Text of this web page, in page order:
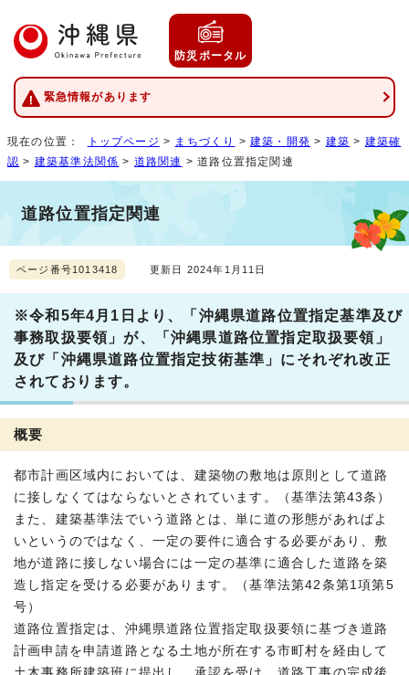
防災ポータル
緊急情報があります
現在の位置： トップページ > まちづくり >建築・開発 > 建築 > 建築確
認 > 建築基準法関係 > 道路関連 > 道路位置指定関連
道路位置指定関連
ページ番号1013418 更新日 2024年1月11日
※令和5年4月1日より、「沖縄県道路位置指定基準及び
事務取扱要領」が、「沖縄県道路位置指定取扱要領」
及び「沖縄県道路位置指定技術基準」にそれぞれ改正
されております。
概要
都市計画区域内においては、建築物の敷地は原則として道路
に接しなくてはならないとされています。（基準法第43条）
また、建築基準法でいう道路とは、単に道の形態があればよ
いというのではなく、一定の要件に適合する必要があり、敷
地が道路に接しない場合には一定の基準に適合した道路を築
造し指定を受ける必要があります。（基準法第42条第1項第5
号）
道路位置指定は、沖縄県道路位置指定取扱要領に基づき道路
計画申請を申請道路となる土地が所在する市町村を経由して